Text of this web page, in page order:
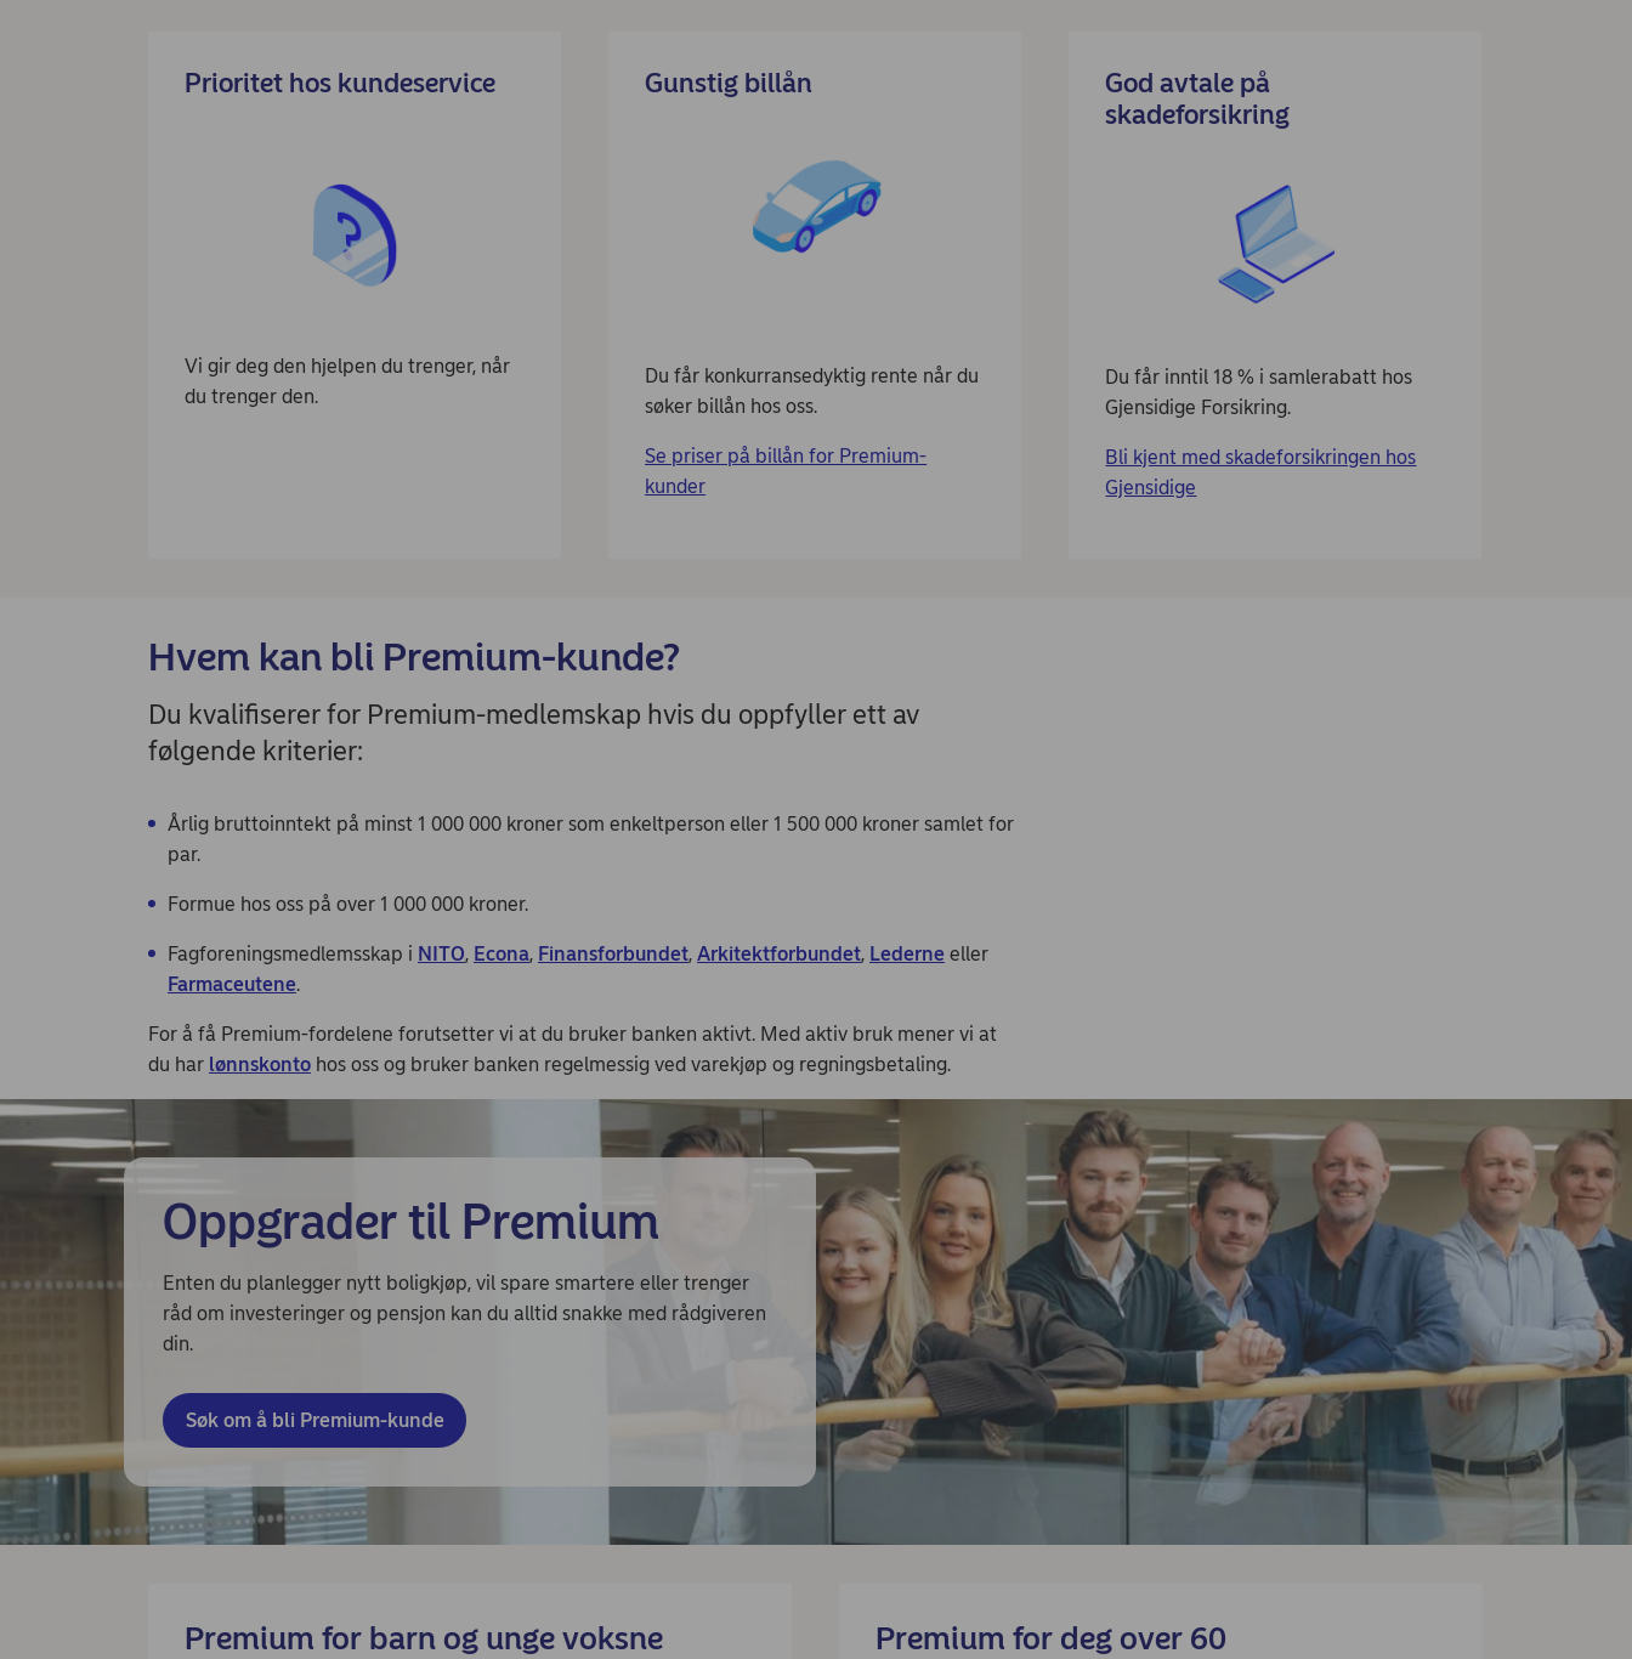
Prioritet hos kundeservice
Vi gir deg den hjelpen du trenger, når
du trenger den.
Gunstig billån
Du får konkurransedyktig rente når du
søker billån hos oss.
Se priser på billån for Premium-
kunder
God avtale på
skadeforsikring
Du får inntil 18 % i samlerabatt hos
Gjensidige Forsikring.
Bli kjent med skadeforsikringen hos
Gjensidige
Hvem kan bli Premium-kunde?
Du kvalifiserer for Premium-medlemskap hvis du oppfyller ett av
følgende kriterier:
Årlig bruttoinntekt på minst 1 000 000 kroner som enkeltperson eller 1 500 000 kroner samlet for
par.
Formue hos oss på over 1 000 000 kroner.
Fagforeningsmedlemsskap i NITO, Econa, Finansforbundet, Arkitektforbundet, Lederne eller
Farmaceutene.
For å få Premium-fordelene forutsetter vi at du bruker banken aktivt. Med aktiv bruk mener vi at
du har lønnskonto hos oss og bruker banken regelmessig ved varekjøp og regningsbetaling.
Oppgrader til Premium
Enten du planlegger nytt boligkjøp, vil spare smartere eller trenger
råd om investeringer og pensjon kan du alltid snakke med rådgiveren
din.
Søk om å bli Premium-kunde
Premium for barn og unge voksne Premium for deg over 60